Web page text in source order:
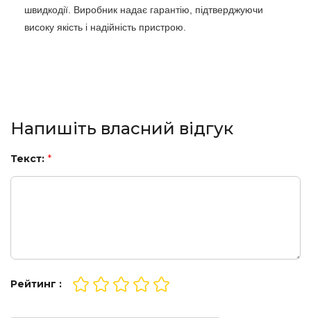
швидкодії. Виробник надає гарантію, підтверджуючи
високу якість і надійність пристрою.
Напишіть власний відгук
Текст: *
Рейтинг :